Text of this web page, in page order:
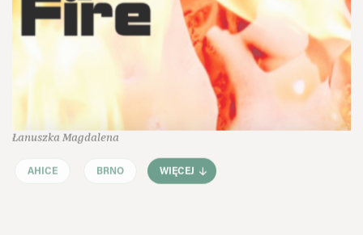
Łanuszka Magdalena
AHICE BRNO WIĘCEJ